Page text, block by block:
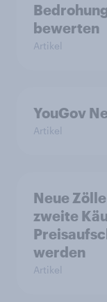
bewerten
Artikel
YouGov
Artikel
Neue
zweite
Preisaufschlägen
werden
Artikel